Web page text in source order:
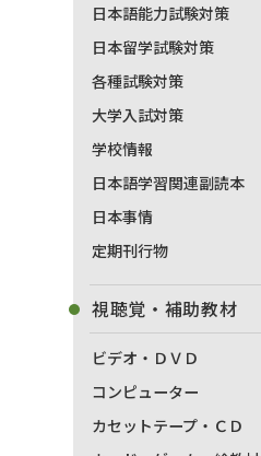
日本語能力試験対策
日本留学試験対策
各種試験対策
大学入試対策
学校情報
日本語学習関連副読本
日本事情
定期刊行物
視聴覚・補助教材
ビデオ・ＤＶＤ
コンピューター
カセットテープ・ＣＤ